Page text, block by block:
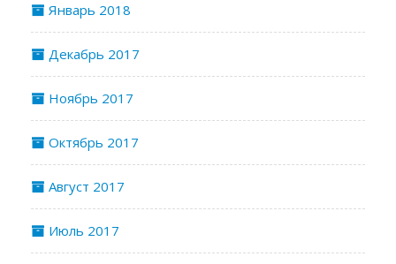
Январь 2018
Декабрь 2017
Ноябрь 2017
Октябрь 2017
Август 2017
Июль 2017